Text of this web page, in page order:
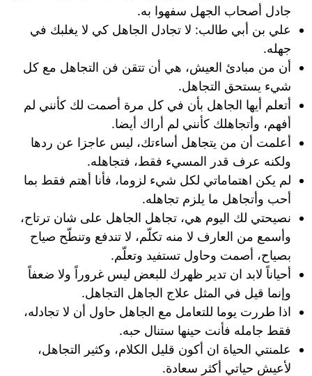
جادل أصحاب الجهل سفهوا به.
علي بن أبي طالب: لا تجادل الجاهل كي لا يغلبك في
جهله.
أن من مبادئ العيش، هي أن تتقن فن التجاهل مع كل
شيء يستحق التجاهل.
أتعلم أيها الجاهل بأن في كل مرة أصمت لك كأنني لم
أفهم، وأتجاهلك كأنني لم أراك أيضا.
أعلمت أن من يتجاهل أساءتك، ليس عاجزا عن ردها
ولكنه عرف قدر المسيء فقط، فتجاهله.
لم يكن اهتماماتي لكل شيء لزوما، فأنا أهتم فقط بما
أحب وأتجاهل ما يلزم تجاهله.
نصيحتي لك اليوم هي، تجاهل الجاهل على شان ترتاح،
وأسمع من العارف لا منه تكلّم، لا تندفع وتنطّح صياح
بصياح، أصمت وحاول تستفيد وتعلّم.
أحياناً لابد ان تدير ظهرك للبعض ليس غروراً ولا ضعفاً
وإنما قيل في المثل علاج الجاهل التجاهل.
اذا طررت يوما للتعامل مع الجاهل حاول أن لا تجادله،
فقط جامله فأنت حينها ستنال حبه.
علمنتي الحياة ان أكون قليل الكلام، وكثير التجاهل،
لأعيش حياتي أكثر سعادة.